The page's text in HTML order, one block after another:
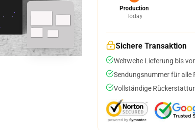
Production
Today
Sichere Transaktion
Weltweite Lieferung bis
Sendungsnummer für alle
Vollständige